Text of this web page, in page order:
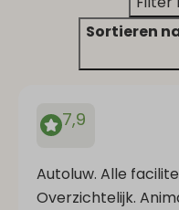
Sortieren
7,9
Autoluw. Alle
Overzichtelijk.